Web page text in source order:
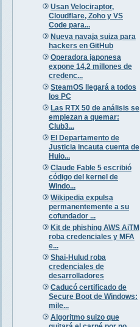
Usan Velociraptor,
Cloudflare, Zoho y VS
Code para...
Nueva navaja suiza para
hackers en GitHub
Operadora japonesa
expone 14,2 millones de
credenc...
SteamOS llegará a todos
los PC
Las RTX 50 de análisis se
empiezan a quemar:
Club3...
El Departamento de
Justicia incauta cuenta de
Huio...
Claude Fable 5 escribió
código del kernel de
Windo...
Wikipedia expulsa
permanentemente a su
cofundador ...
Kit de phishing AWS AiTM
roba credenciales y MFA
e...
Shai-Hulud roba
credenciales de
desarrolladores
Caducó certificado de
Secure Boot de Windows:
mile...
Algoritmo suizo que